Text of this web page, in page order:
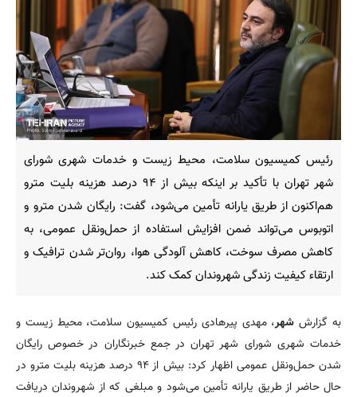
رئیس کمیسیون سلامت، محیط زیست و خدمات شهری شورای
شهر تهران با تأکید بر اینکه بیش از ۹۴ درصد هزینه بلیت مترو
هم‌اکنون از طریق یارانه تأمین می‌شود، گفت: رایگان شدن مترو و
اتوبوس می‌تواند ضمن افزایش استفاده از حمل‌ونقل عمومی، به
کاهش مصرف سوخت، کاهش آلودگی هوا، روان‌تر شدن ترافیک و
ارتقاء کیفیت زندگی شهروندان کمک کند.
به گزارش شهر، مهدی پیرهادی رئیس کمیسیون سلامت، محیط زیست و
خدمات شهری شورای شهر تهران در جمع خبرنگاران در خصوص رایگان
شدن حمل‌ونقل عمومی اظهار کرد: بیش از ۹۴ درصد هزینه بلیت مترو در
حال حاضر از طریق یارانه تأمین می‌شود و مبلغی که از شهروندان دریافت